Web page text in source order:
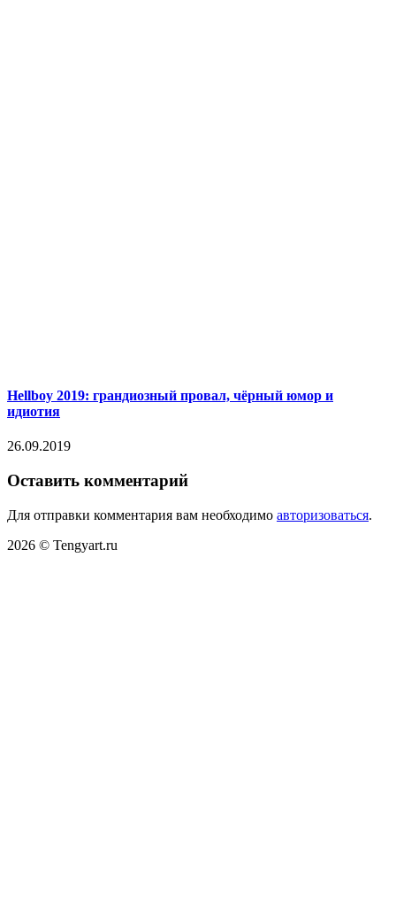
Hellboy 2019: грандиозный провал, чёрный юмор и
идиотия
26.09.2019
Оставить комментарий
Для отправки комментария вам необходимо авторизоваться.
2026 © Tengyart.ru